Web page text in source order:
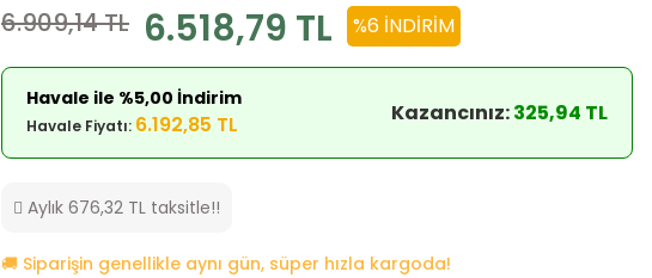
6.909,14 TL 6.518,79 TL %6 İNDIRIM
Havale ile %5,00 İndirim
Havale Fiyatı: 6.192,85 TL Kazancınız:325,94 TL
Aylık 676,32 TL taksitle!!
🚚 Siparişin genellikle aynı gün, süper hızla kargoda!